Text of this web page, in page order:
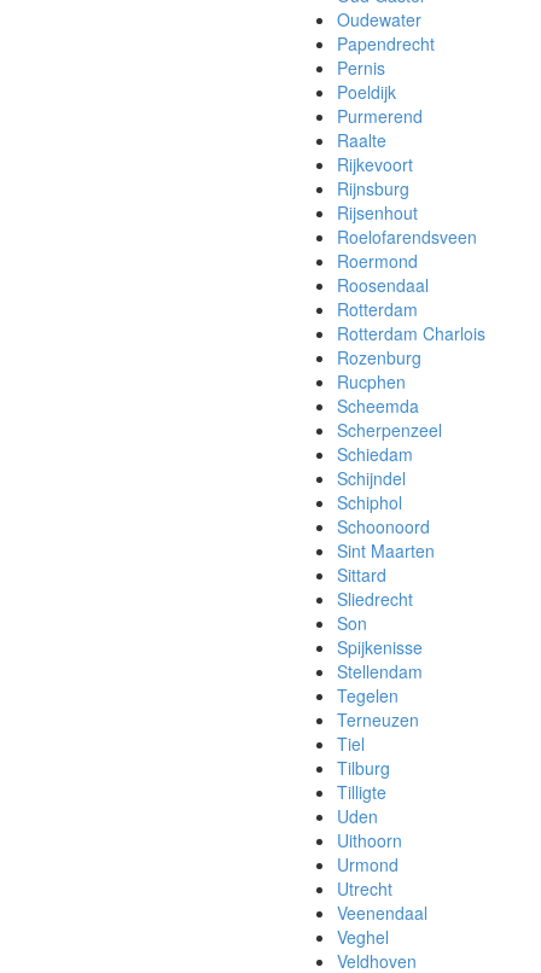
Oudewater
Papendrecht
Pernis
Poeldijk
Purmerend
Raalte
Rijkevoort
Rijnsburg
Rijsenhout
Roelofarendsveen
Roermond
Roosendaal
Rotterdam
Rotterdam Charlois
Rozenburg
Rucphen
Scheemda
Scherpenzeel
Schiedam
Schijndel
Schiphol
Schoonoord
Sint Maarten
Sittard
Sliedrecht
Son
Spijkenisse
Stellendam
Tegelen
Terneuzen
Tiel
Tilburg
Tilligte
Uden
Uithoorn
Urmond
Utrecht
Veenendaal
Veghel
Veldhoven